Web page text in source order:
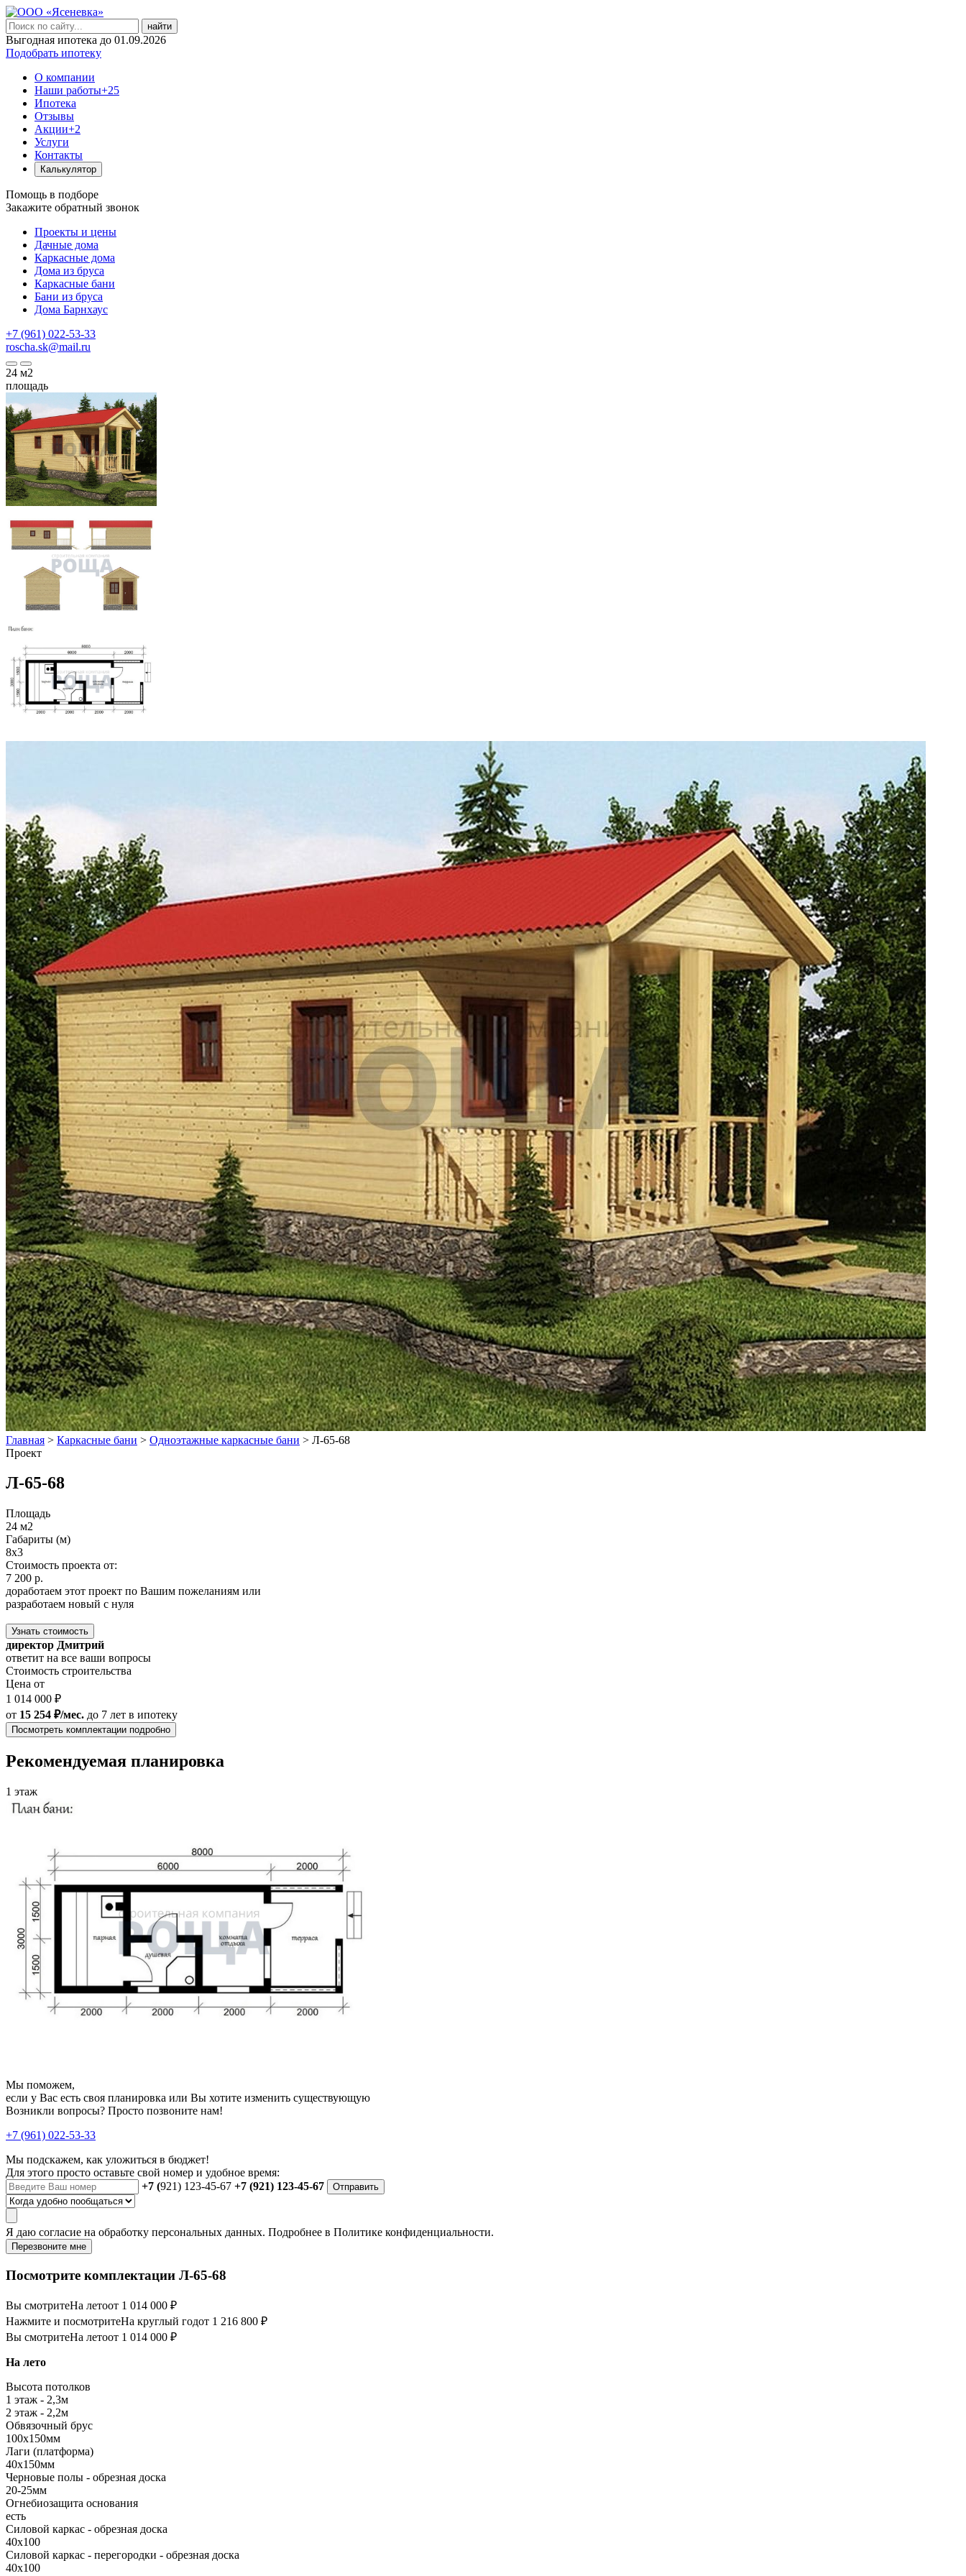
найти
Выгодная ипотека до 01.09.2026
Подобрать ипотеку
О компании
Наши работы+25
Ипотека
Отзывы
Акции+2
Услуги
Контакты
Калькулятор
Помощь в подборе
Закажите обратный звонок
Проекты и цены
Дачные дома
Каркасные дома
Дома из бруса
Каркасные бани
Бани из бруса
Дома Барнхаус
+7 (961) 022-53-33
roscha.sk@mail.ru
24 м2
площадь
Главная > Каркасные бани > Одноэтажные каркасные бани > Л-65-68
Проект
Л-65-68
Площадь
24 м2
Габариты (м)
8x3
Стоимость проекта от:
7 200 р.
доработаем этот проект по Вашим пожеланиям или
разработаем новый с нуля
Узнать стоимость
директор Дмитрий
ответит на все ваши вопросы
Стоимость строительства
Цена от
1 014 000 ₽
от 15 254 ₽/мес. до 7 лет в ипотеку
Посмотреть комплектации подробно
Рекомендуемая планировка
1 этаж
Мы поможем,
если у Вас есть своя планировка или Вы хотите изменить существующую
Возникли вопросы? Просто позвоните нам!
+7 (961) 022-53-33
Мы подскажем, как уложиться в бюджет!
Для этого просто оставьте свой номер и удобное время:
+7 (921) 123-45-67 +7 (921) 123-45-67 Отправить
Я даю согласие на обработку персональных данных. Подробнее в Политике конфиденциальности.
Перезвоните мне
Посмотрите комплектации Л-65-68
Вы смотритеНа летоот 1 014 000 ₽
Нажмите и посмотритеНа круглый годот 1 216 800 ₽
Вы смотритеНа летоот 1 014 000 ₽
На лето
Высота потолков
1 этаж - 2,3м
2 этаж - 2,2м
Обвязочный брус
100х150мм
Лаги (платформа)
40х150мм
Черновые полы - обрезная доска
20-25мм
Огнебиозащита основания
есть
Силовой каркас - обрезная доска
40х100
Силовой каркас - перегородки - обрезная доска
40х100